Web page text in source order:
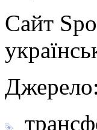
Сайт